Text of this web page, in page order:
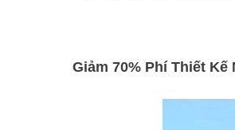
Giảm 70% Phí Thiết Kế